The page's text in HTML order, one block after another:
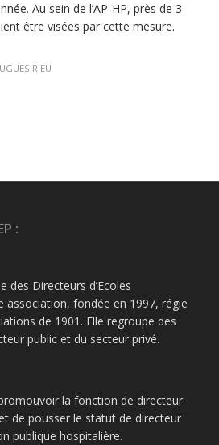
Au sein de l’AP-HP, près de 3
être visées par cette mesure.
RIEU
:
des Directeurs d’Ecoles
association, fondée en 1997, régie
de 1901. Elle regroupe des
public et du secteur privé.
la fonction de directeur
de pousser le statut de directeur
publique hospitalière.